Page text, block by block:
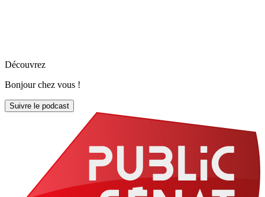
Découvrez
Bonjour chez vous !
Suivre le podcast